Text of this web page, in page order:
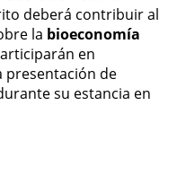
deberá contribuir al
la bioeconomía
en
presentación de
su estancia en